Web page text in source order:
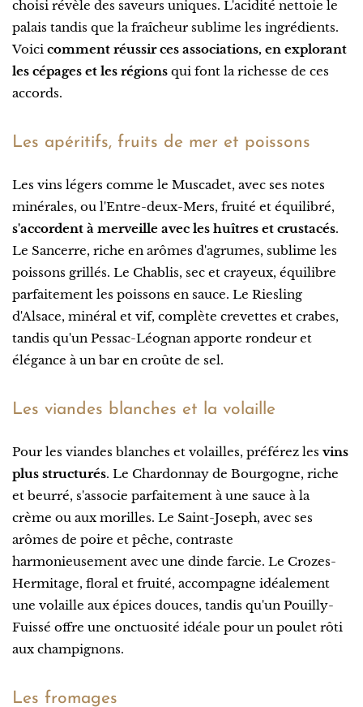
choisi révèle des saveurs uniques. L'acidité nettoie le
palais tandis que la fraîcheur sublime les ingrédients.
Voici comment réussir ces associations, en explorant
les cépages et les régions qui font la richesse de ces
accords.
Les apéritifs, fruits de mer et poissons
Les vins légers comme le Muscadet, avec ses notes
minérales, ou l'Entre-deux-Mers, fruité et équilibré,
s'accordent à merveille avec les huîtres et crustacés.
Le Sancerre, riche en arômes d'agrumes, sublime les
poissons grillés. Le Chablis, sec et crayeux, équilibre
parfaitement les poissons en sauce. Le Riesling
d'Alsace, minéral et vif, complète crevettes et crabes,
tandis qu'un Pessac-Léognan apporte rondeur et
élégance à un bar en croûte de sel.
Les viandes blanches et la volaille
Pour les viandes blanches et volailles, préférez les vins
plus structurés. Le Chardonnay de Bourgogne, riche
et beurré, s'associe parfaitement à une sauce à la
crème ou aux morilles. Le Saint-Joseph, avec ses
arômes de poire et pêche, contraste
harmonieusement avec une dinde farcie. Le Crozes-
Hermitage, floral et fruité, accompagne idéalement
une volaille aux épices douces, tandis qu'un Pouilly-
Fuissé offre une onctuosité idéale pour un poulet rôti
aux champignons.
Les fromages